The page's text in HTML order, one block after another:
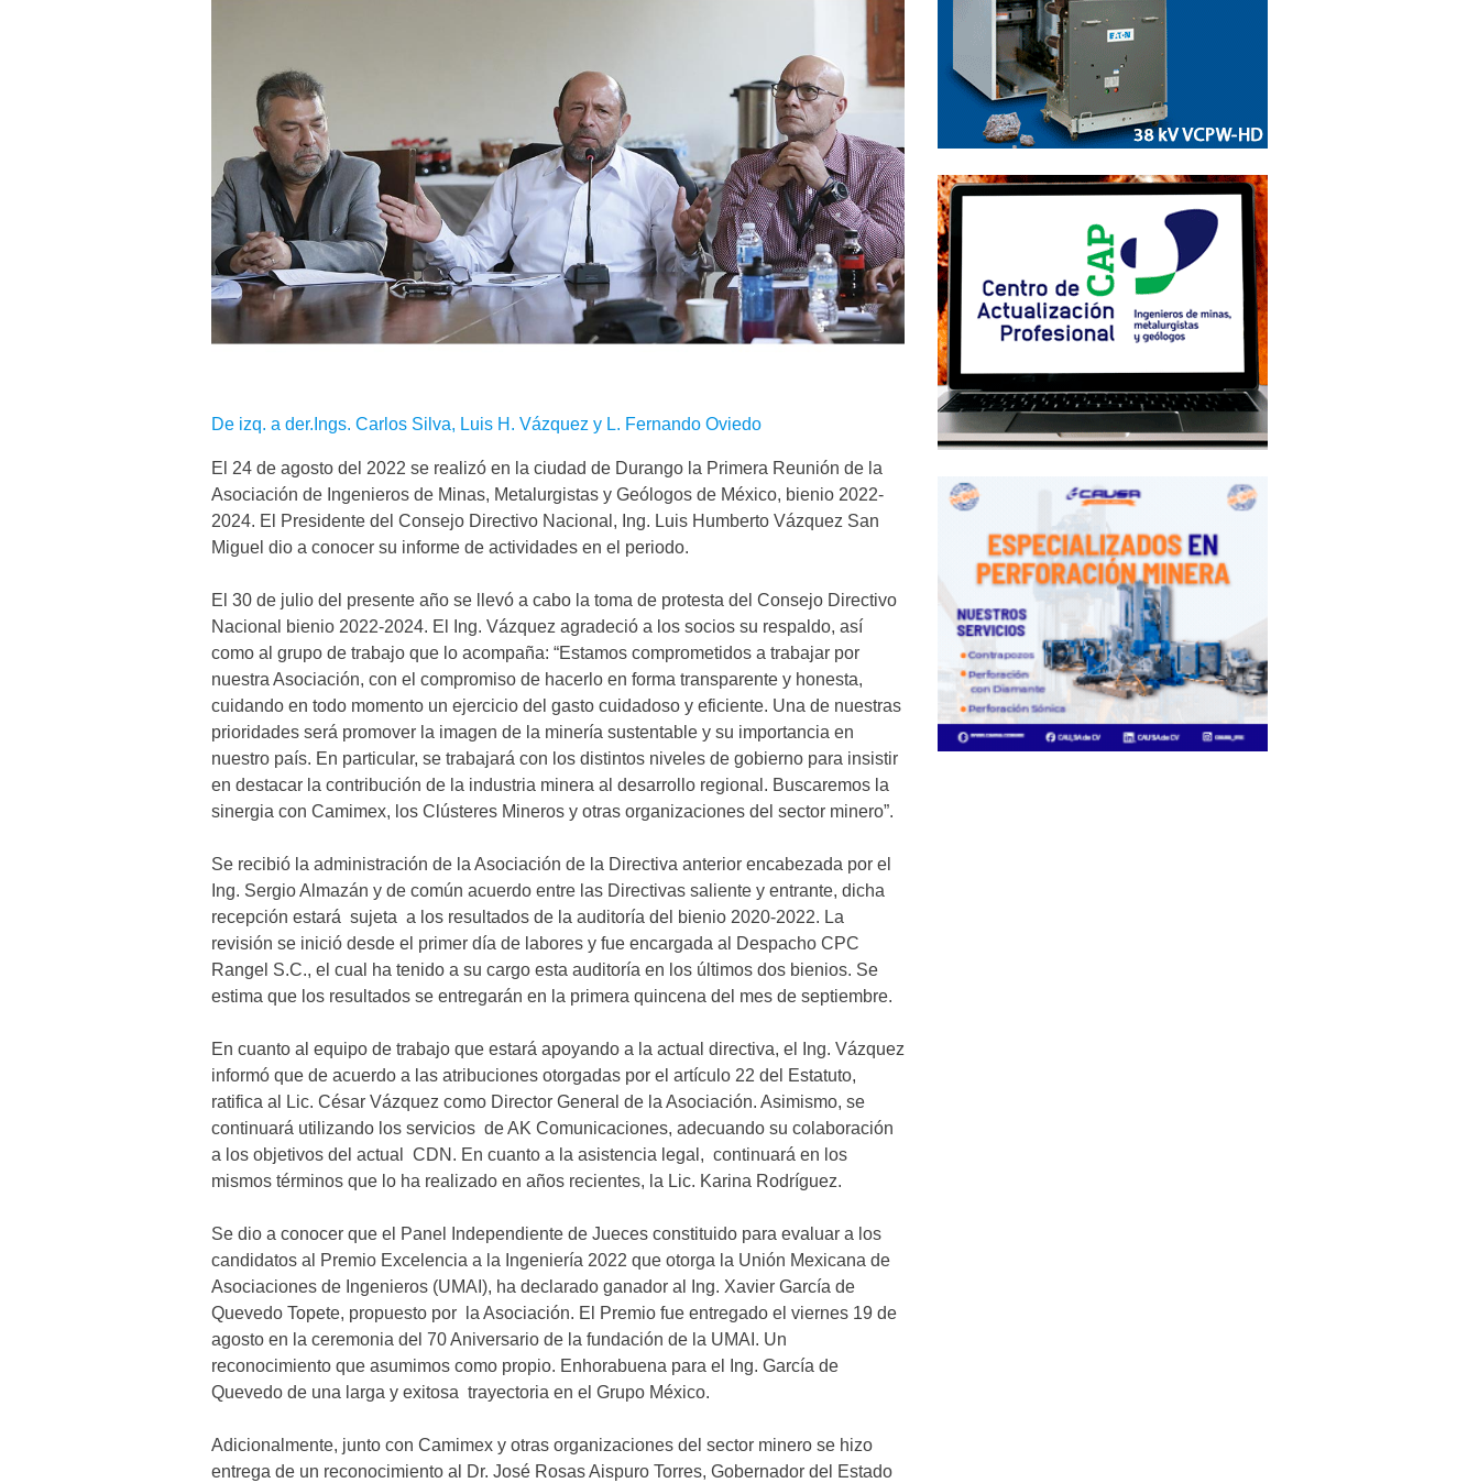
De izq. a der.Ings. Carlos Silva, Luis H. Vázquez y L. Fernando Oviedo
El 24 de agosto del 2022 se realizó en la ciudad de Durango la Primera Reunión de la
Asociación de Ingenieros de Minas, Metalurgistas y Geólogos de México, bienio 2022-
2024. El Presidente del Consejo Directivo Nacional, Ing. Luis Humberto Vázquez San
Miguel dio a conocer su informe de actividades en el periodo.
El 30 de julio del presente año se llevó a cabo la toma de protesta del Consejo Directivo
Nacional bienio 2022-2024. El Ing. Vázquez agradeció a los socios su respaldo, así
como al grupo de trabajo que lo acompaña: “Estamos comprometidos a trabajar por
nuestra Asociación, con el compromiso de hacerlo en forma transparente y honesta,
cuidando en todo momento un ejercicio del gasto cuidadoso y eficiente. Una de nuestras
prioridades será promover la imagen de la minería sustentable y su importancia en
nuestro país. En particular, se trabajará con los distintos niveles de gobierno para insistir
en destacar la contribución de la industria minera al desarrollo regional. Buscaremos la
sinergia con Camimex, los Clústeres Mineros y otras organizaciones del sector minero”.
Se recibió la administración de la Asociación de la Directiva anterior encabezada por el
Ing. Sergio Almazán y de común acuerdo entre las Directivas saliente y entrante, dicha
recepción estará sujeta a los resultados de la auditoría del bienio 2020-2022. La
revisión se inició desde el primer día de labores y fue encargada al Despacho CPC
Rangel S.C., el cual ha tenido a su cargo esta auditoría en los últimos dos bienios. Se
estima que los resultados se entregarán en la primera quincena del mes de septiembre.
En cuanto al equipo de trabajo que estará apoyando a la actual directiva, el Ing. Vázquez
informó que de acuerdo a las atribuciones otorgadas por el artículo 22 del Estatuto,
ratifica al Lic. César Vázquez como Director General de la Asociación. Asimismo, se
continuará utilizando los servicios de AK Comunicaciones, adecuando su colaboración
a los objetivos del actual CDN. En cuanto a la asistencia legal, continuará en los
mismos términos que lo ha realizado en años recientes, la Lic. Karina Rodríguez.
Se dio a conocer que el Panel Independiente de Jueces constituido para evaluar a los
candidatos al Premio Excelencia a la Ingeniería 2022 que otorga la Unión Mexicana de
Asociaciones de Ingenieros (UMAI), ha declarado ganador al Ing. Xavier García de
Quevedo Topete, propuesto por la Asociación. El Premio fue entregado el viernes 19 de
agosto en la ceremonia del 70 Aniversario de la fundación de la UMAI. Un
reconocimiento que asumimos como propio. Enhorabuena para el Ing. García de
Quevedo de una larga y exitosa trayectoria en el Grupo México.
Adicionalmente, junto con Camimex y otras organizaciones del sector minero se hizo
entrega de un reconocimiento al Dr. José Rosas Aispuro Torres, Gobernador del Estado